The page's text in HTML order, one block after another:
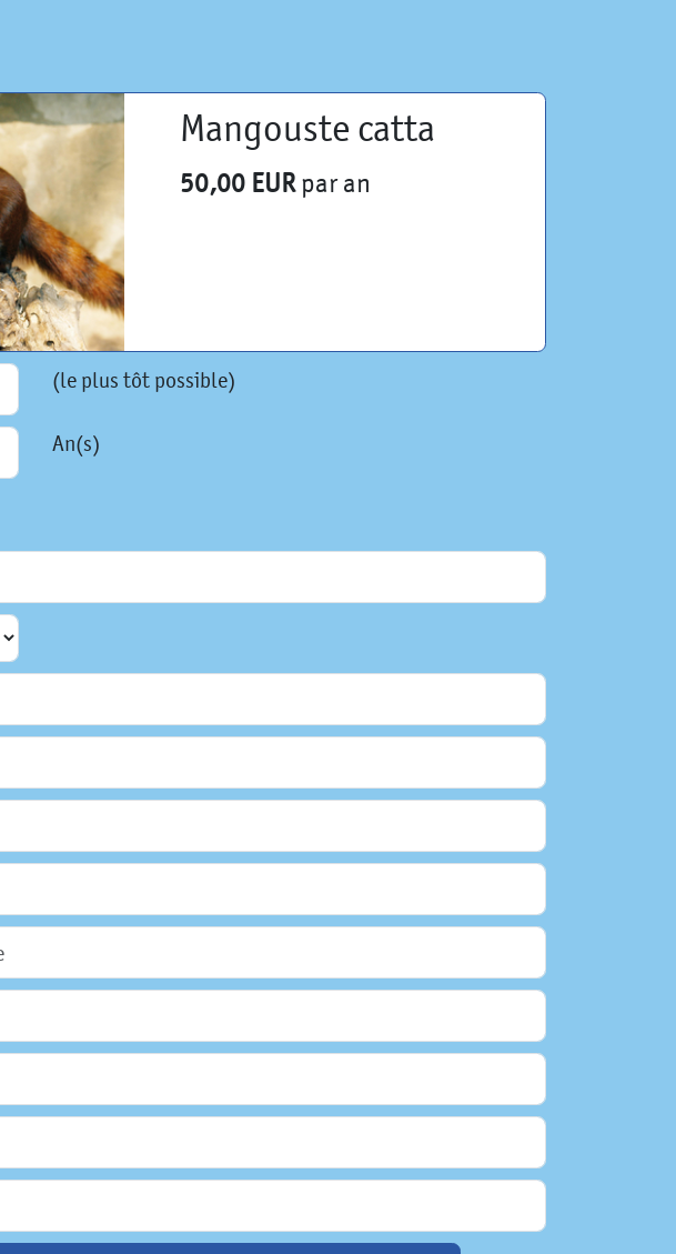
Mangouste catta
50,00 EUR par an
(le plus tôt possible)
An(s)